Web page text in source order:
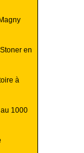
en
à
1000